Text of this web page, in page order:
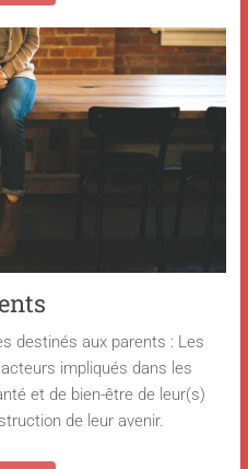
destinés aux parents : Les
impliqués dans les
et de bien-être de leur(s)
de leur avenir.